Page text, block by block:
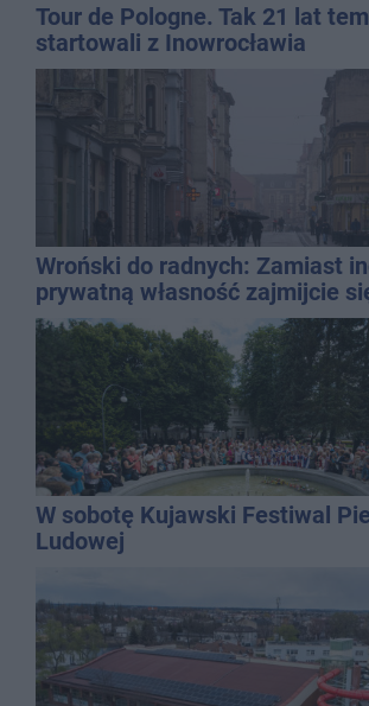
Tour de Pologne. Tak 21 lat
startowali z Inowrocławia
Wroński do radnych: Zamiast
prywatną własność zajmijcie
gospodarką
W sobotę Kujawski Festiwal
Ludowej